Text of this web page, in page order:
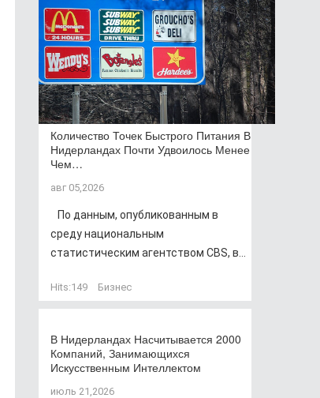
Количество Точек Быстрого Питания В
Нидерландах Почти Удвоилось Менее
Чем…
авг 05,2026
По данным, опубликованным в
среду национальным
статистическим агентством CBS, в...
Hits:149 Бизнес
В Нидерландах Насчитывается 2000
Компаний, Занимающихся
Искусственным Интеллектом
июль 21,2026